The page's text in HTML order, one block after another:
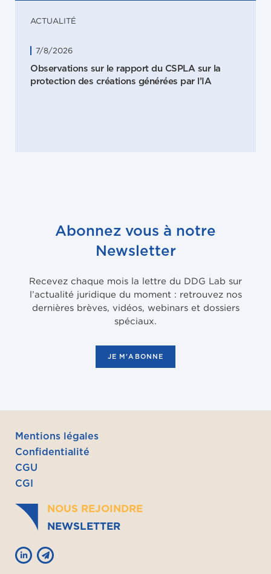
ACTUALITÉ
7/8/2026
Observations sur le rapport du CSPLA sur la
protection des créations générées par l’IA
Abonnez vous à notre
Newsletter
Recevez chaque mois la lettre du DDG Lab sur
l’actualité juridique du moment : retrouvez nos
dernières brèves, vidéos, webinars et dossiers
spéciaux.
JE M'ABONNE
Mentions légales
Confidentialité
CGU
CGI
NOUS REJOINDRE
NEWSLETTER
 